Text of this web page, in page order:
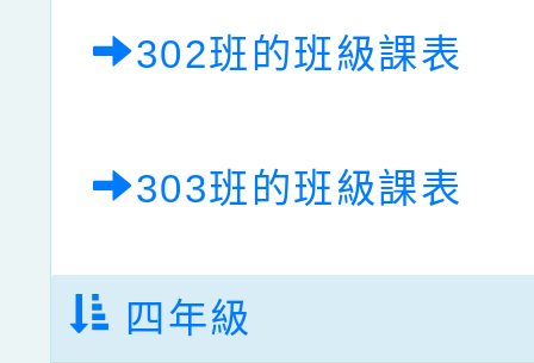
302班的班級課表
303班的班級課表
四年級